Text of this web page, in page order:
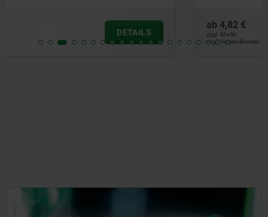
zzgl. Versandkosten
DETAILS